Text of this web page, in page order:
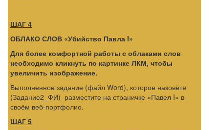
ШАГ 4
ОБЛАКО СЛОВ «Убийство Павла I»
Для более комфортной работы с облаками слов
необходимо кликнуть по картинке ЛКМ, чтобы
увеличить изображение.
Выполненное задание (файл Word), которое назовёте
(Задание2_ФИ) разместите на страничке «Павел I» в
своём веб-портфолио.
ШАГ 5